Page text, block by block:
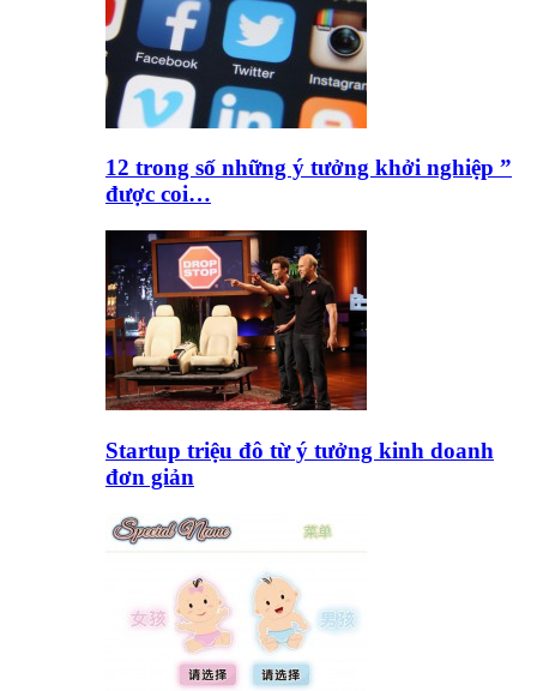
12 trong số những ý tưởng khởi nghiệp ”
được coi…
Startup triệu đô từ ý tưởng kinh doanh
đơn giản